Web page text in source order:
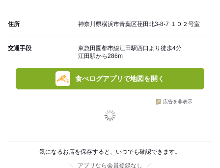
住所 神奈川県横浜市青葉区荏田北3-8-7 １０２号室
交通手段
東急田園都市線江田駅西口より徒歩4分
江田駅から286m
食べログアプリで地図を開く
広告を非表示
気になるお店を保存すると、いつでも確認できます。
アプリなら会員登録なし